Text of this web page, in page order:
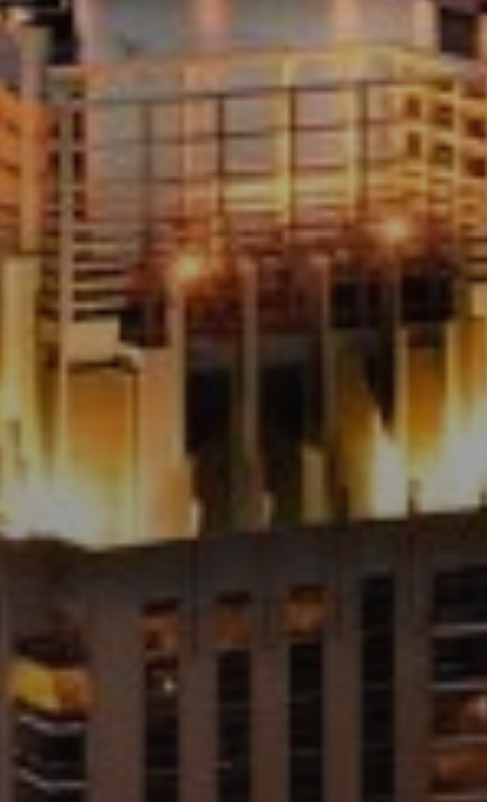
Kaufen
Miete
Verkaufen
Off-Plan
Agenten